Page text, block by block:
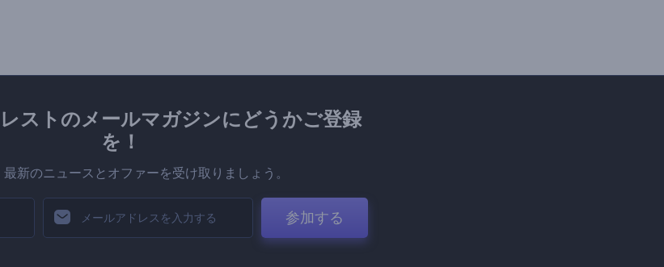
ストのメールマガジンにどうかご登録
を！
最新のニュースとオファーを受け取りましょう。
参加する